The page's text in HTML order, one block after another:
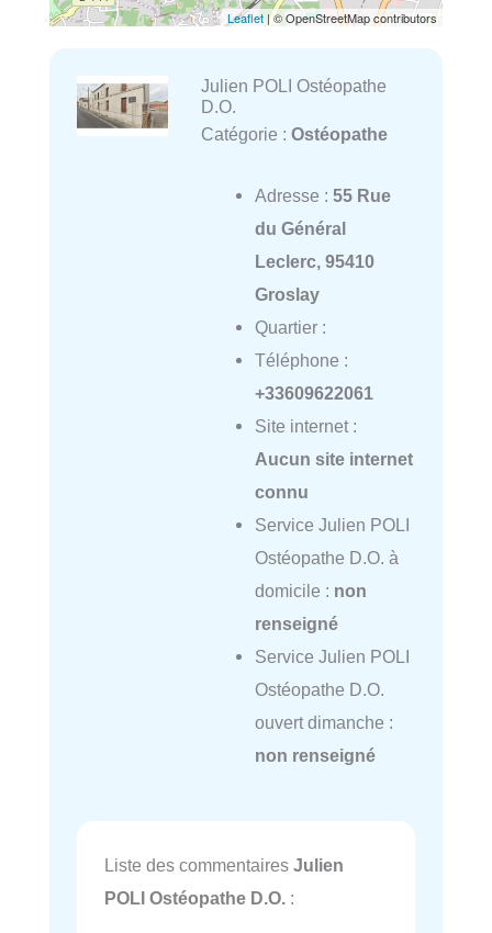
Leaflet | © OpenStreetMap contributors
Julien POLI Ostéopathe
D.O.
Catégorie : Ostéopathe
Adresse : 55 Rue
du Général
Leclerc, 95410
Groslay
Quartier :
Téléphone :
+33609622061
Site internet :
Aucun site internet
connu
Service Julien POLI
Ostéopathe D.O. à
domicile : non
renseigné
Service Julien POLI
Ostéopathe D.O.
ouvert dimanche :
non renseigné
Liste des commentaires Julien
POLI Ostéopathe D.O. :